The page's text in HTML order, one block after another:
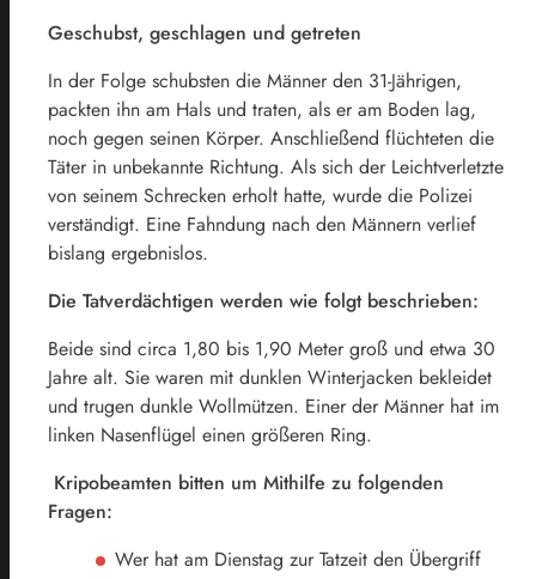
Geschubst, geschlagen und getreten
In der Folge schubsten die Männer den 31-Jährigen,
packten ihn am Hals und traten, als er am Boden lag,
noch gegen seinen Körper. Anschließend flüchteten die
Täter in unbekannte Richtung. Als sich der Leichtverletzte
von seinem Schrecken erholt hatte, wurde die Polizei
verständigt. Eine Fahndung nach den Männern verlief
bislang ergebnislos.
Die Tatverdächtigen werden wie folgt beschrieben:
Beide sind circa 1,80 bis 1,90 Meter groß und etwa 30
Jahre alt. Sie waren mit dunklen Winterjacken bekleidet
und trugen dunkle Wollmützen. Einer der Männer hat im
linken Nasenflügel einen größeren Ring.
Kripobeamten bitten um Mithilfe zu folgenden
Fragen:
Wer hat am Dienstag zur Tatzeit den Übergriff